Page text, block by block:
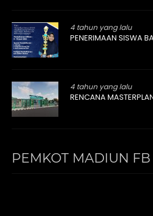
4 tahun yang lalu
PENERIMAAN SISWA
4 tahun yang lalu
RENCANA
PEMKOT MADIUN FB